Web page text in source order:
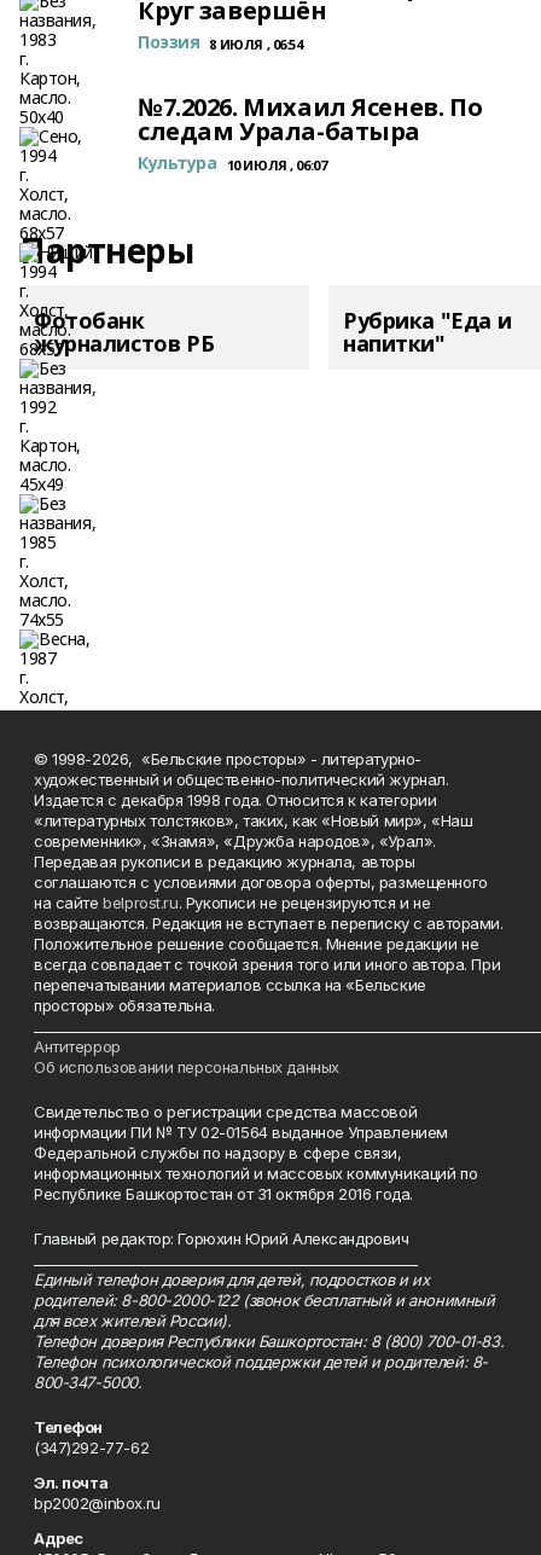
Круг завершён
Поэзия 8 ИЮЛЯ , 06:54
№7.2026. Михаил Ясенев. По
следам Урала-батыра
Культура 10 ИЮЛЯ , 06:07
Партнеры
Фотобанк
журналистов РБ
Рубрика "Еда и
напитки"
© 1998-2026, «Бельские просторы» - литературно-
художественный и общественно-политический журнал.
Издается с декабря 1998 года. Относится к категории
«литературных толстяков», таких, как «Новый мир», «Наш
современник», «Знамя», «Дружба народов», «Урал».
Передавая рукописи в редакцию журнала, авторы
соглашаются с условиями договора оферты, размещенного
на сайтеbelprost.ru. Рукописи не рецензируются и не
возвращаются. Редакция не вступает в переписку с авторами.
Положительное решение сообщается. Мнение редакции не
всегда совпадает с точкой зрения того или иного автора. При
перепечатывании материалов ссылка на «Бельские
просторы» обязательна.
Антитеррор
Об использовании персональных данных
Свидетельство о регистрации средства массовой
информации ПИ № ТУ 02-01564 выданное Управлением
Федеральной службы по надзору в сфере связи,
информационных технологий и массовых коммуникаций по
Республике Башкортостан от 31 октября 2016 года.
Главный редактор: Горюхин Юрий Александрович
Единый телефон доверия для детей, подростков и их
родителей: 8-800-2000-122 (звонок бесплатный и анонимный
для всех жителей России).
Телефон доверия Республики Башкортостан: 8 (800) 700-01-83.
Телефон психологической поддержки детей и родителей: 8-
800-347-5000.
Телефон
(347)292-77-62
Эл. почта
bp2002@inbox.ru
Адрес